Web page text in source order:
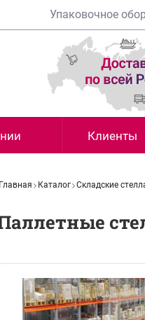
Упаковочное
Клиенты
Главная Каталог Складские